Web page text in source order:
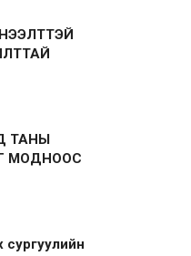
ТАНЫ
МОДНООС